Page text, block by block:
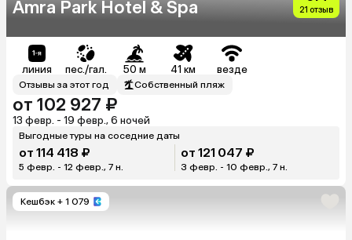
Amra Park Hotel & Spa 21 отзыв
линия пес./гал. 50 м 41 км везде
Отзывы за этот год Собственный пляж
от 102 927 ₽
13 февр. - 19 февр., 6 ночей
Выгодные туры на соседние даты
от 114 418 ₽
5 февр. - 12 февр., 7 н.
от 121 047 ₽
3 февр. - 10 февр., 7 н.
Кешбэк + 1 079